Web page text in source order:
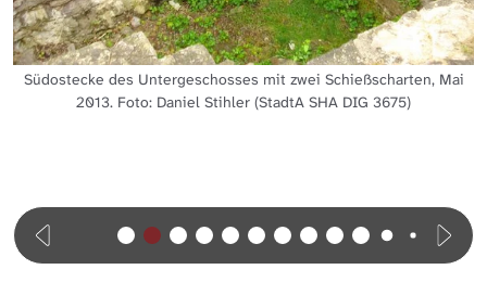
Südostecke des Untergeschosses mit zwei Schießscharten, Mai
2013. Foto: Daniel Stihler (StadtA SHA DIG 3675)